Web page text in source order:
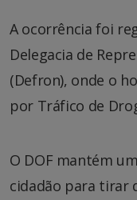
A ocorrência foi
Delegacia de
(Defron), onde o
por Tráfico de
O DOF mantém
cidadão para tirar